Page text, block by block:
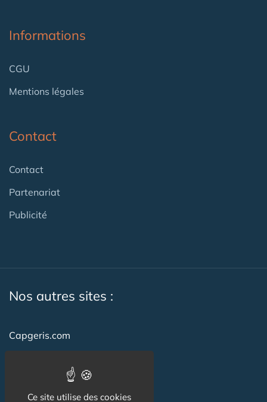
Informations
CGU
Mentions légales
Contact
Contact
Partenariat
Publicité
Nos autres sites :
Capgeris.com
Emploi-formation-sante.com
Ce site utilise des cookies